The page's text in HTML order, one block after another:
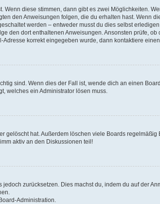
diese stimmen, dann gibt es zwei Möglichkeiten.
den Anweisungen folgen, die du erhalten hast. Wenn
werden – entweder musst du dies selbst
den dort enthaltenen Anweisungen. Ansonsten prüfe,
korrekt eingegeben wurde, dann kontaktiere einen
sind. Wenn dies der Fall ist, wende dich an einen
welches ein Administrator lösen muss.
hat. Außerdem löschen viele Boards
aktiv an den Diskussionen teil!
zurücksetzen. Dies machst du, indem du auf der
Administration.